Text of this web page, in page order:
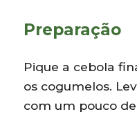
Preparação
Pique a cebola
os cogumelos.
com um pouco